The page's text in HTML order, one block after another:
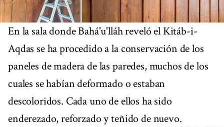
En la sala donde Bahá'u'lláh reveló el Kitáb-i-
Aqdas se ha procedido a la conservación de los
paneles de madera de las paredes, muchos de los
cuales se habían deformado o estaban
descoloridos. Cada uno de ellos ha sido
enderezado, reforzado y teñido de nuevo.